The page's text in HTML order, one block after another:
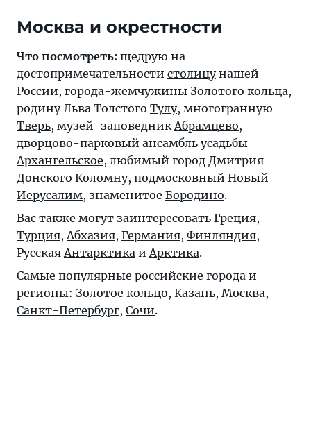
Москва и окрестности
Что посмотреть: щедрую на
достопримечательности столицунашей
России, города-жемчужины Золотого кольца,
родину Льва Толстого Тулу, многогранную
Тверь, музей-заповедник Абрамцево,
дворцово-парковый ансамбль усадьбы
Архангельское, любимый город Дмитрия
Донского Коломну, подмосковный Новый
Иерусалим, знаменитое Бородино.
Вас также могут заинтересовать Греция,
Турция, Абхазия, Германия, Финляндия,
Русская Антарктика и Арктика.
Самые популярные российские города и
регионы: Золотое кольцо, Казань, Москва,
Санкт-Петербург, Сочи.